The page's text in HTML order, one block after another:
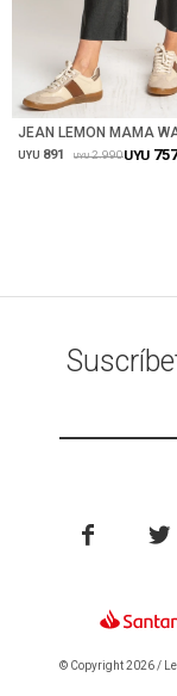
Talle
JEAN LEMON MAMA
FLARE - NEGRO
UYU 891 UYU 2.990UYU 757
 
© Copyright 2026 /